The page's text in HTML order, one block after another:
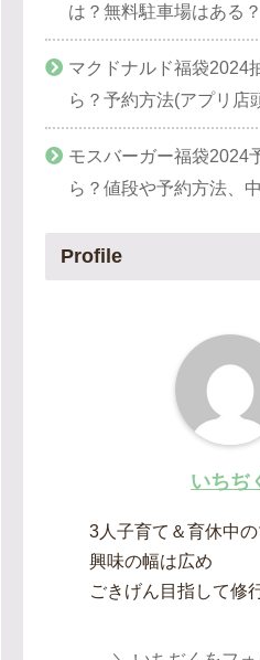
は？無料駐車場はある？
マクドナルド福袋2024
ら？予約方法(アプリ店
モスバーガー福袋2024
ら？値段や予約方法、
Profile
いちぢ
3人子育て＆育休中
興味の幅は広め
ごきげん目指して修